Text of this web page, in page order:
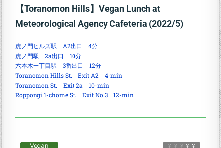
【Toranomon Hills】Vegan Lunch at
Meteorological Agency Cafeteria (2022/5)
虎ノ門ヒルズ駅 A2出口 4分
虎ノ門駅 2a出口 10分
六本木一丁目駅 3番出口 12分
Toranomon Hills St. Exit A2 4-min
Toranomon St. Exit 2a 10-min
Roppongi 1-chome St. Exit No.3 12-min